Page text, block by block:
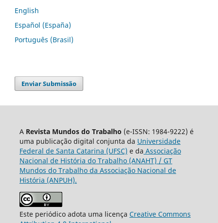
English
Español (España)
Português (Brasil)
Enviar Submissão
A Revista Mundos do Trabalho (e-ISSN: 1984-9222) é
uma publicação digital conjunta da Universidade
Federal de Santa Catarina (UFSC) e da Associação
Nacional de História do Trabalho (ANAHT) / GT
Mundos do Trabalho da Associação Nacional de
História (ANPUH).
Este periódico adota uma licença Creative Commons